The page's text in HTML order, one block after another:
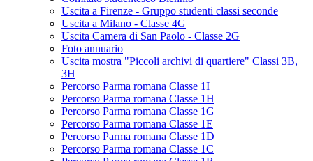
Uscita a Firenze - Gruppo studenti classi seconde
Uscita a Milano - Classe 4G
Uscita Camera di San Paolo - Classe 2G
Foto annuario
Uscita mostra "Piccoli archivi di quartiere" Classi 3B,
3H
Percorso Parma romana Classe 1I
Percorso Parma romana Classe 1H
Percorso Parma romana Classe 1G
Percorso Parma romana Classe 1E
Percorso Parma romana Classe 1D
Percorso Parma romana Classe 1C